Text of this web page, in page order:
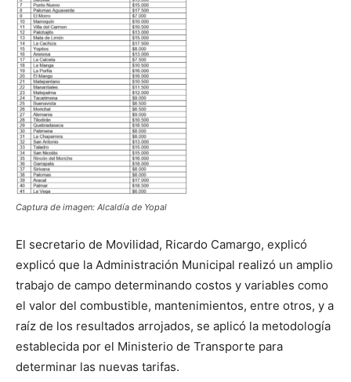
Captura de imagen: Alcaldía de Yopal
El secretario de Movilidad, Ricardo Camargo, explicó
explicó que la Administración Municipal realizó un amplio
trabajo de campo determinando costos y variables como
el valor del combustible, mantenimientos, entre otros, y a
raíz de los resultados arrojados, se aplicó la metodología
establecida por el Ministerio de Transporte para
determinar las nuevas tarifas.